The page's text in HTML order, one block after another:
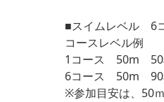
■スイムレベル 6
コースレベル例
1コース 50m 50
6コース 50m 90
※参加目安は、50